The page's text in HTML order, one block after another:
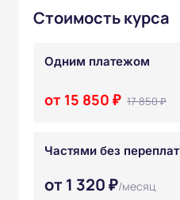
Стоимость курса
Одним платежом
от 15 850 ₽ 17 850 ₽
Частями без переплат
от 1 320 ₽/месяц